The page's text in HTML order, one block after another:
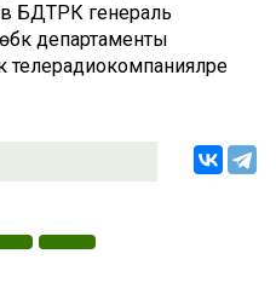
БДТРК генераль
департаменты
телерадиокомпанияләре